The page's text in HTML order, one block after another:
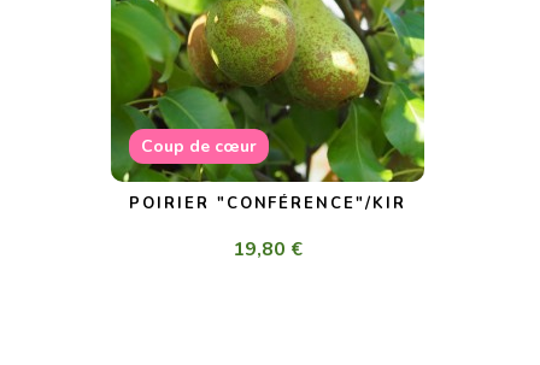
Coup de cœur
POIRIER "CONFÉRENCE"/KIR
19,80 €